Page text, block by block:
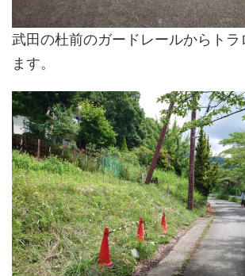
武田の杜前のガードレールからトラ
ます。